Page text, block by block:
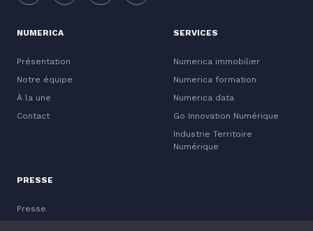
NUMERICA
Présentation
Notre équipe
À la une
Contact
SERVICES
Numerica immobilier
Numerica formation
Numerica data
Go Innovation Numérique
Industrie Territoire
Numérique
PRESSE
Presse